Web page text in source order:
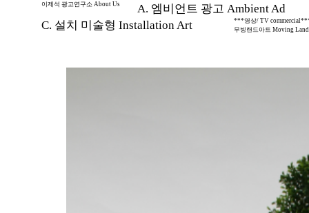
이제석 광고연구소 About Us
A. 엠비언트 광고 Ambient Ad
C. 설치 미술형 Installation Art
***영상/ TV
무빙랜드아트 Moving